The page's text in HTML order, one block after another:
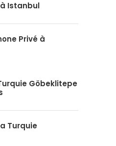
Istanbul
Privé à
Göbeklitepe
Turquie